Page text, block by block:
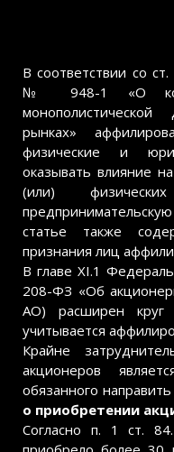
В соответствии со
№ 948-1 «О
рынках»
физические и
оказывать влияние
(или)
статье также
признания лиц
В главе XI.1
208-ФЗ «Об
АО) расширен круг
учитывается
Крайне
акционеров
обязанного направить
о приобретении
Согласно п. 1 ст.